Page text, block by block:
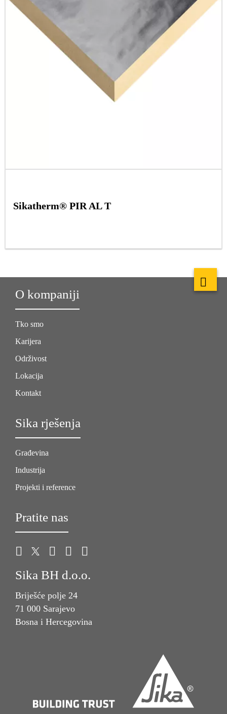
Sikatherm® PIR AL T
O kompaniji
Tko smo
Karijera
Održivost
Lokacija
Kontakt
Sika rješenja
Građevina
Industrija
Projekti i reference
Pratite nas
Sika BH d.o.o.
Briješće polje 24
71 000 Sarajevo
Bosna i Hercegovina